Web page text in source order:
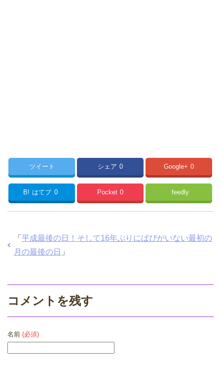
ツイート シェア 0 Google+ 0
B! はてブ 0 Pocket 0 feedly
「 平成最後の日！そして16年ぶりにぱぴがいない最初の
月の最後の日 」
コメントを残す
名前 (必須)